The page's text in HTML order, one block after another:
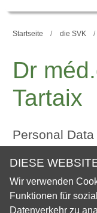
DIESE
Wir verwenden
Funktionen für
Datenverkehr zu
Startseite die SVK
Dr
Tartaix
Personal Data
Nachname